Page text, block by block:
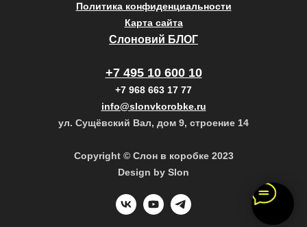
Политика конфиденциальности
Карта сайта
Слоновий БЛОГ
+7 495 10 600 10
+7 968 663 17 77
info@slonvkorobke.ru
ул. Сущёвский Вал, дом 9, строение 14
Copyright © Слон в коробке 2023
Design by Slon